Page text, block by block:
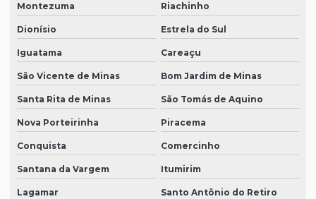
Montezuma Riachinho
Dionísio Estrela do Sul
Iguatama Careaçu
São Vicente de Minas Bom Jardim de Minas
Santa Rita de Minas São Tomás de Aquino
Nova Porteirinha Piracema
Conquista Comercinho
Santana da Vargem Itumirim
Lagamar Santo Antônio do Retiro